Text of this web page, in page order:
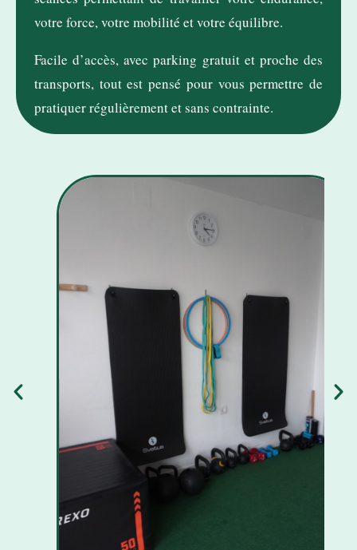
votre force, votre mobilité et votre équilibre.
Facile d’accès, avec parking gratuit et proche des
transports, tout est pensé pour vous permettre de
pratiquer régulièrement et sans contrainte.